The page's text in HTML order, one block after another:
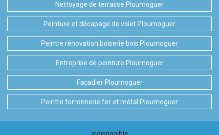
Nettoyage de terrasse Ploumoguer
Peinture et décapage de volet Ploumoguer
Peintre rénovation boiserie bois Ploumoguer
Entreprise de peinture Ploumoguer
Façadier Ploumoguer
Peintre ferronnerie fer et métal Ploumoguer